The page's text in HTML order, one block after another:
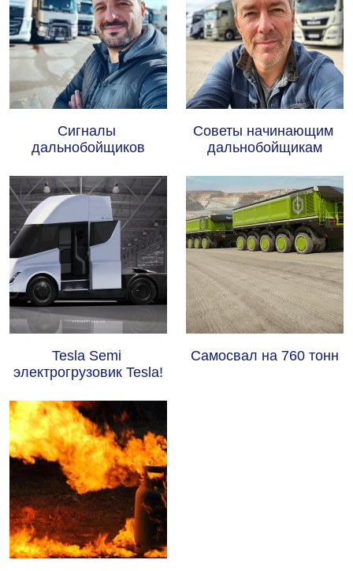
Сигналы
дальнобойщиков
Советы начинающим
дальнобойщикам
Tesla Semi
электрогрузовик Tesla!
Самосвал на 760 тонн